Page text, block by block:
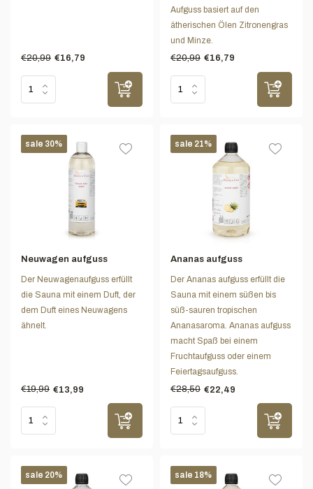
€20,99 €16,79
Aufguss basiert auf den
ätherischen Ölen Zitronengras
und Minze.
€20,99 €16,79
sale 30%
Neuwagen aufguss
Der Neuwagenaufguss erfüllt
die Sauna mit einem Duft, der
dem Duft eines Neuwagens
ähnelt.
€19,99 €13,99
sale 21%
Ananas aufguss
Der Ananas aufguss erfüllt die
Sauna mit einem süßen bis
süß-sauren tropischen
Ananasaroma. Ananas aufguss
macht Spaß bei einem
Fruchtaufguss oder einem
Feiertagsaufguss.
€28,50 €22,49
sale 20% sale 18%